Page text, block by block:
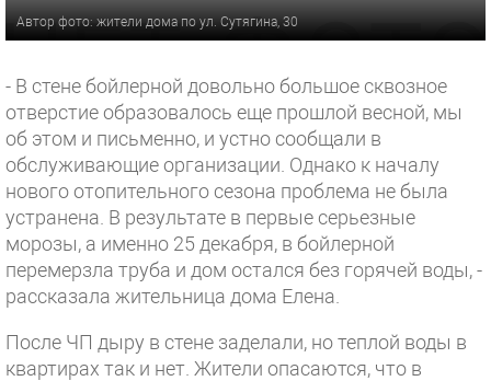
Автор фото: жители дома по ул. Сутягина, 30
- В стене бойлерной довольно большое сквозное
отверстие образовалось еще прошлой весной, мы
об этом и письменно, и устно сообщали в
обслуживающие организации. Однако к началу
нового отопительного сезона проблема не была
устранена. В результате в первые серьезные
морозы, а именно 25 декабря, в бойлерной
перемерзла труба и дом остался без горячей воды, -
рассказала жительница дома Елена.
После ЧП дыру в стене заделали, но теплой воды в
квартирах так и нет. Жители опасаются, что в